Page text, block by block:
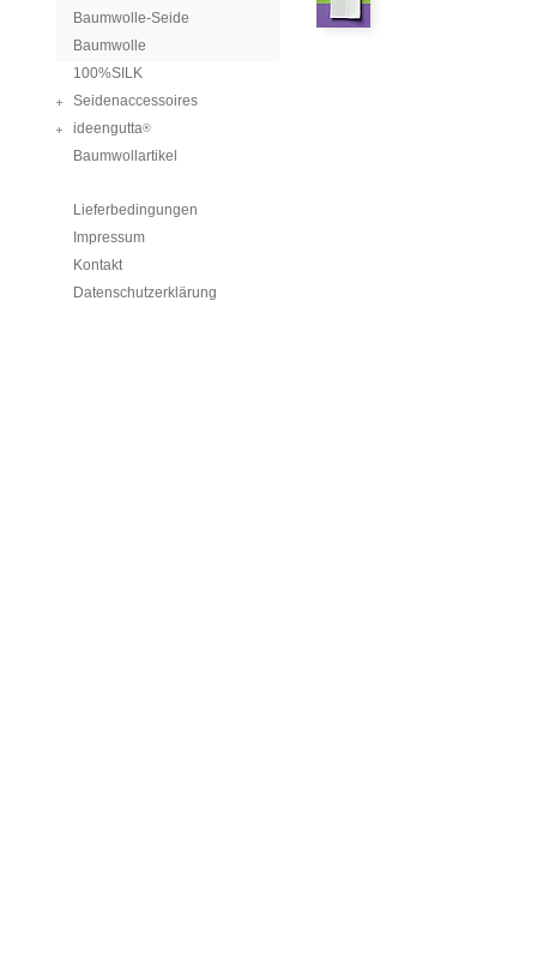
Baumwolle-Seide
Baumwolle
100%SILK
Seidenaccessoires
ideengutta®
Baumwollartikel
Lieferbedingungen
Impressum
Kontakt
Datenschutzerklärung